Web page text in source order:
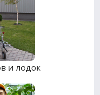
и лодок